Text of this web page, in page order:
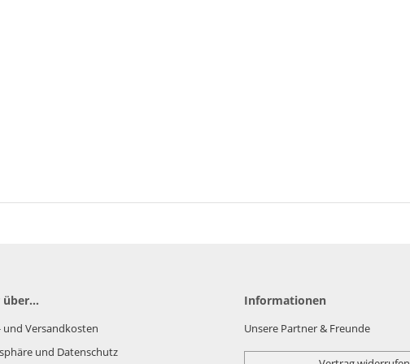
über...
und Versandkosten
und Datenschutz
Informationen
Unsere Partner & Freunde